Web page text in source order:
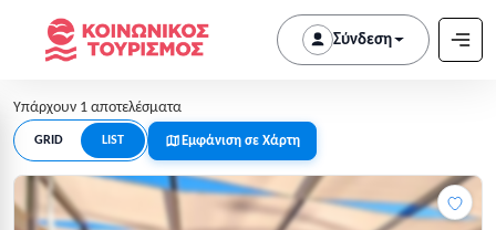
Σύνδεση
Υπάρχουν 1 αποτελέσματα
GRID LIST Εμφάνιση σε Χάρτη